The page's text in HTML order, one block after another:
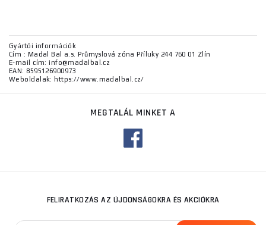
Gyártói információk
Cím : Madal Bal a.s. Průmyslová zóna Příluky 244 760 01 Zlín
E-mail cím: info@madalbal.cz
EAN: 8595126900973
Weboldalak: https://www.madalbal.cz/
MEGTALÁL MINKET A
FELIRATKOZÁS AZ ÚJDONSÁGOKRA ÉS AKCIÓKRA